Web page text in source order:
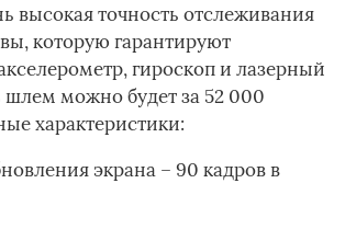
высокая точность отслеживания
которую гарантируют
гироскоп и лазерный
шлем можно будет за 52 000
характеристики:
экрана – 90 кадров в